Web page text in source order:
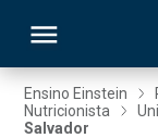
Ensino Einstein
Nutricionista
Salvador